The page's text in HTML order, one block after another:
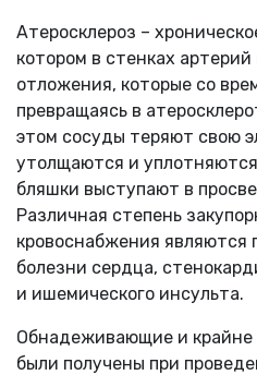
Атеросклероз –
котором в стенках
отложения, которые со
превращаясь в
этом сосуды теряют свою
утолщаются и
бляшки выступают в
Различная степень
кровоснабжения являются
болезни сердца,
и ишемического инсульта.
Обнадеживающие и крайне
были получены при